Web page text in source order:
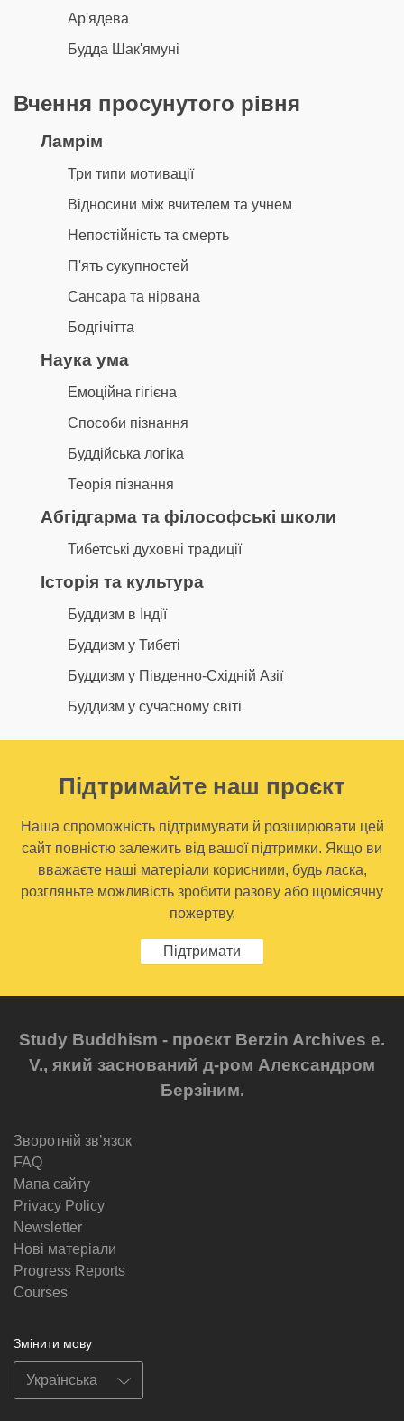
Ар'ядева
Будда Шак'ямуні
Вчення просунутого рівня
Ламрім
Три типи мотивації
Відносини між вчителем та учнем
Непостійність та смерть
П'ять сукупностей
Сансара та нірвана
Бодгічітта
Наука ума
Емоційна гігієна
Способи пізнання
Буддійська логіка
Теорія пізнання
Абгідгарма та філософські школи
Тибетські духовні традиції
Історія та культура
Буддизм в Індії
Буддизм у Тибеті
Буддизм у Південно-Східній Азії
Буддизм у сучасному світі
Підтримайте наш проєкт
Наша спроможність підтримувати й розширювати цей
сайт повністю залежить від вашої підтримки. Якщо ви
вважаєте наші матеріали корисними, будь ласка,
розгляньте можливість зробити разову або щомісячну
пожертву.
Підтримати
Study Buddhism - проєкт Berzin Archives e.
V., який заснований д-ром Александром
Берзіним.
Зворотній звʼязок
FAQ
Мапа сайту
Privacy Policy
Newsletter
Нові матеріали
Progress Reports
Courses
Змінити мову